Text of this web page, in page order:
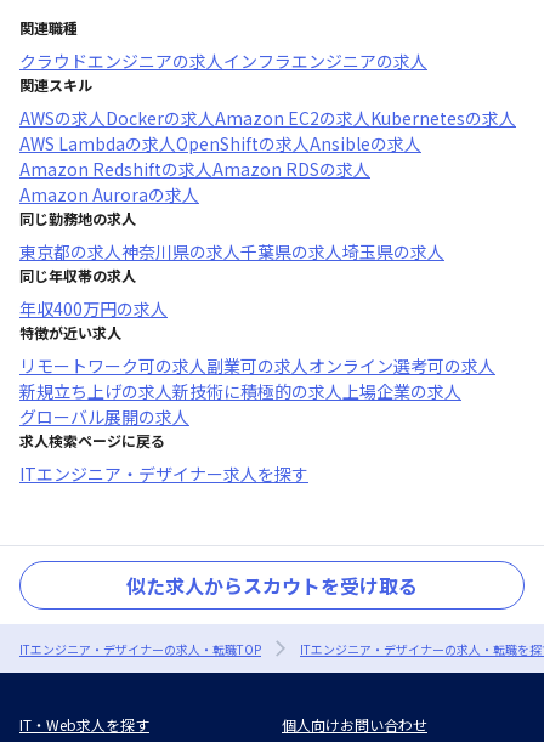
関連職種
クラウドエンジニアの求人インフラエンジニアの求人
関連スキル
AWSの求人Dockerの求人Amazon EC2の求人Kubernetesの求人
AWS Lambdaの求人OpenShiftの求人Ansibleの求人
Amazon Redshiftの求人Amazon RDSの求人
Amazon Auroraの求人
同じ勤務地の求人
東京都の求人神奈川県の求人千葉県の求人埼玉県の求人
同じ年収帯の求人
年収400万円の求人
特徴が近い求人
リモートワーク可の求人副業可の求人オンライン選考可の求人
新規立ち上げの求人新技術に積極的の求人上場企業の求人
グローバル展開の求人
求人検索ページに戻る
ITエンジニア・デザイナー求人を探す
似た求人からスカウトを受け取る
ITエンジニア・デザイナーの求人・転職TOP ITエンジニア・デザイナーの求人・転職を
IT・Web求人を探す 個人向けお問い合わせ